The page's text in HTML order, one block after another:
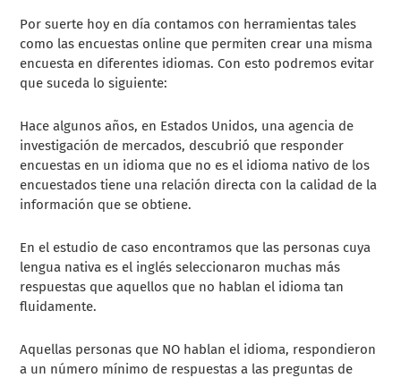
Por suerte hoy en día contamos con herramientas tales
como las encuestas online que permiten crear una misma
encuesta en diferentes idiomas. Con esto podremos evitar
que suceda lo siguiente:
Hace algunos años, en Estados Unidos, una agencia de
investigación de mercados, descubrió que responder
encuestas en un idioma que no es el idioma nativo de los
encuestados tiene una relación directa con la calidad de la
información que se obtiene.
En el estudio de caso encontramos que las personas cuya
lengua nativa es el inglés seleccionaron muchas más
respuestas que aquellos que no hablan el idioma tan
fluidamente.
Aquellas personas que NO hablan el idioma, respondieron
a un número mínimo de respuestas a las preguntas de